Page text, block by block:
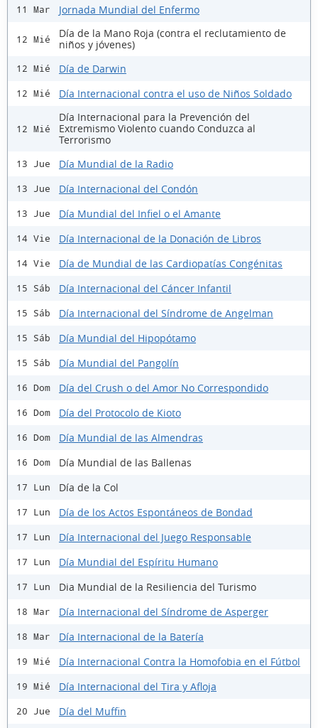
11 Mar Jornada Mundial del Enfermo
12 Mié
Día de la Mano Roja (contra el reclutamiento de
niños y jóvenes)
12 Mié Día de Darwin
12 Mié Día Internacional contra el uso de Niños Soldado
12 Mié
Día Internacional para la Prevención del
Extremismo Violento cuando Conduzca al
Terrorismo
13 Jue Día Mundial de la Radio
13 Jue Día Internacional del Condón
13 Jue Día Mundial del Infiel o el Amante
14 Vie Día Internacional de la Donación de Libros
14 Vie Día de Mundial de las Cardiopatías Congénitas
15 Sáb Día Internacional del Cáncer Infantil
15 Sáb Día Internacional del Síndrome de Angelman
15 Sáb Día Mundial del Hipopótamo
15 Sáb Día Mundial del Pangolín
16 Dom Día del Crush o del Amor No Correspondido
16 Dom Día del Protocolo de Kioto
16 Dom Día Mundial de las Almendras
16 Dom Día Mundial de las Ballenas
17 Lun Día de la Col
17 Lun Día de los Actos Espontáneos de Bondad
17 Lun Día Internacional del Juego Responsable
17 Lun Día Mundial del Espíritu Humano
17 Lun Dia Mundial de la Resiliencia del Turismo
18 Mar Día Internacional del Síndrome de Asperger
18 Mar Día Internacional de la Batería
19 Mié Día Internacional Contra la Homofobia en el Fútbol
19 Mié Día Internacional del Tira y Afloja
20 Jue Día del Muffin